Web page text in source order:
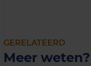
GERELATEERD
Meer weten?